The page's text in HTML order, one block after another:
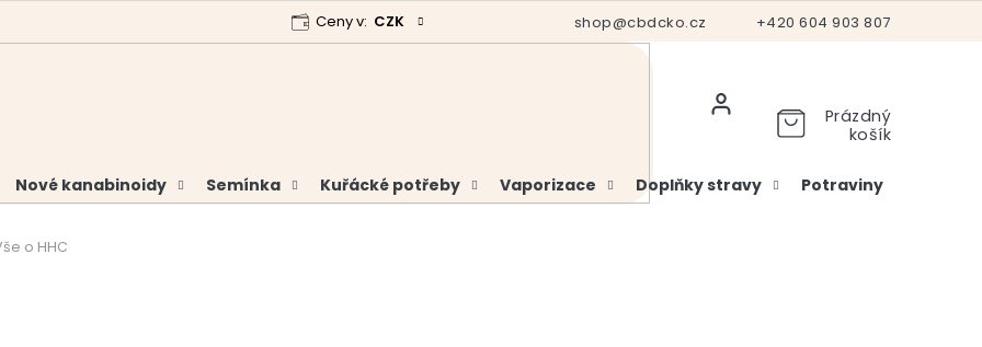
+420 604 903 807
shop@cbdcko.cz
Analýzy a certifikáty Hodnocení obchodu Vrácení a reklamace
Ceny v: CZK
Prázdný
košík
Nové kanabinoidy Semínka Kuřácké potřeby Vaporizace Doplňky stravy Potraviny
o HHC